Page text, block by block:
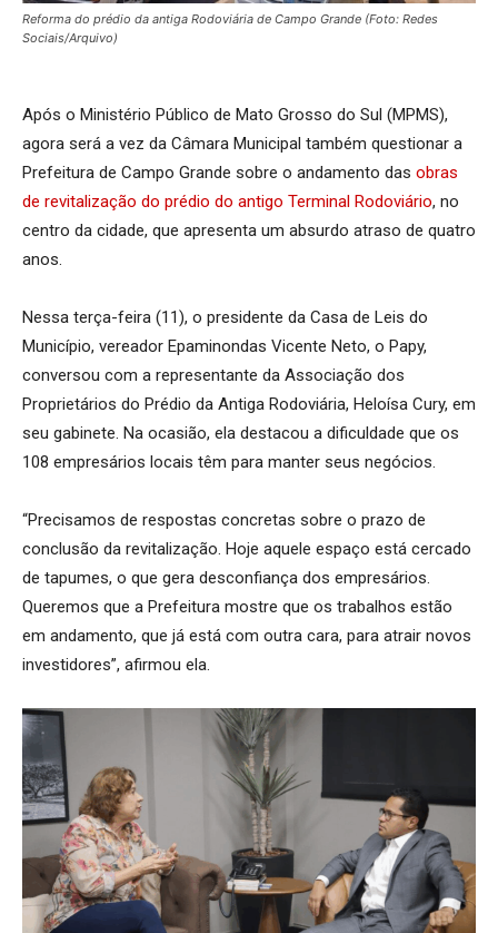
Reforma do prédio da antiga Rodoviária de Campo Grande (Foto: Redes
Sociais/Arquivo)
Após o Ministério Público de Mato Grosso do Sul (MPMS),
agora será a vez da Câmara Municipal também questionar a
Prefeitura de Campo Grande sobre o andamento das obras
de revitalização do prédio do antigo Terminal Rodoviário, no
centro da cidade, que apresenta um absurdo atraso de quatro
anos.
Nessa terça-feira (11), o presidente da Casa de Leis do
Município, vereador Epaminondas Vicente Neto, o Papy,
conversou com a representante da Associação dos
Proprietários do Prédio da Antiga Rodoviária, Heloísa Cury, em
seu gabinete. Na ocasião, ela destacou a dificuldade que os
108 empresários locais têm para manter seus negócios.
“Precisamos de respostas concretas sobre o prazo de
conclusão da revitalização. Hoje aquele espaço está cercado
de tapumes, o que gera desconfiança dos empresários.
Queremos que a Prefeitura mostre que os trabalhos estão
em andamento, que já está com outra cara, para atrair novos
investidores”, afirmou ela.